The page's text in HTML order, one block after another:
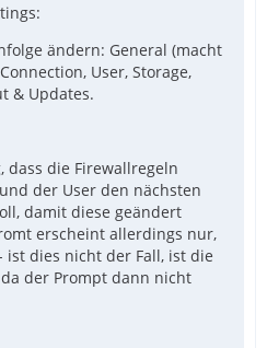
ändern: General (macht
User, Storage,
& Updates.
dass die Firewallregeln
der User den nächsten
damit diese geändert
erscheint allerdings nur,
ist dies nicht der Fall, ist die
der Prompt dann nicht